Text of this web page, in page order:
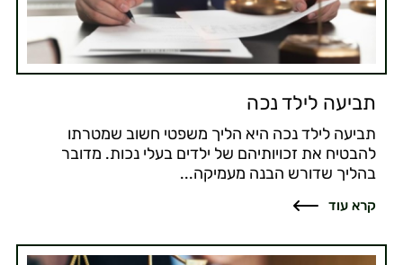
תביעה לילד נכה
תביעה לילד נכה היא הליך משפטי חשוב שמטרתו
להבטיח את זכויותיהם של ילדים בעלי נכות. מדובר
בהליך שדורש הבנה מעמיקה...
קרא עוד